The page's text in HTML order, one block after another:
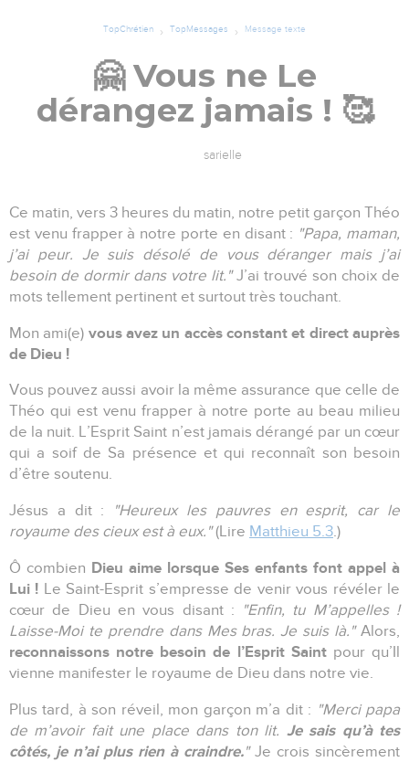
TopChrétien TopMessages Message texte
🤗 Vous ne Le
dérangez jamais ! 🥰
sarielle
Ce matin, vers 3 heures du matin, notre petit garçon Théo
est venu frapper à notre porte en disant : "Papa, maman,
j’ai peur. Je suis désolé de vous déranger mais j’ai
besoin de dormir dans votre lit."J’ai trouvé son choix de
mots tellement pertinent et surtout très touchant.
Mon ami(e) vous avez un accès constant et direct auprès
de Dieu !
Vous pouvez aussi avoir la même assurance que celle de
Théo qui est venu frapper à notre porte au beau milieu
de la nuit. L’Esprit Saint n’est jamais dérangé par un cœur
qui a soif de Sa présence et qui reconnaît son besoin
d’être soutenu.
Jésus a dit : "Heureux les pauvres en esprit, car le
royaume des cieux est à eux."(Lire Matthieu 5.3.)
Ô combien Dieu aime lorsque Ses enfants font appel à
Lui ! Le Saint-Esprit s’empresse de venir vous révéler le
cœur de Dieu en vous disant :
"Enfin, tu M’appelles !
Laisse-Moi te prendre dans Mes bras. Je suis là."Alors,
reconnaissons notre besoin de l’Esprit Saint pour qu’Il
vienne manifester le royaume de Dieu dans notre vie.
Plus tard, à son réveil, mon garçon m’a dit : "Merci papa
de m’avoir fait une place dans ton lit. Je sais qu’à tes
côtés, je n’ai plus rien à craindre."Je crois sincèrement